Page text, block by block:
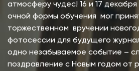
атмосферу чудес! 16 и 17
очной формы обучения мог
торжественном вручении
фотосессии для будущего
одно незабываемое событие –
поздравление с Новым годом от